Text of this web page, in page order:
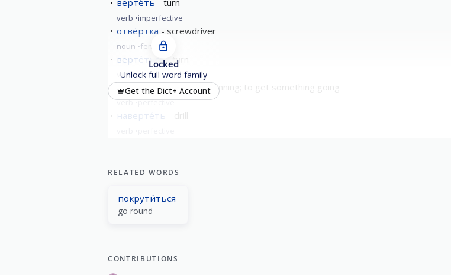
верте́ть turn
verb imperfective
отвёртка screwdriver
noun feminine
верте́ться turn
verb imperfective
заверте́ть to start spinning; to get something going
verb perfective
наверте́ть
Locked
Unlock full word family
Get the Dict+ Account
RELATED WORDS
покрути́ться
go round
CONTRIBUTIONS